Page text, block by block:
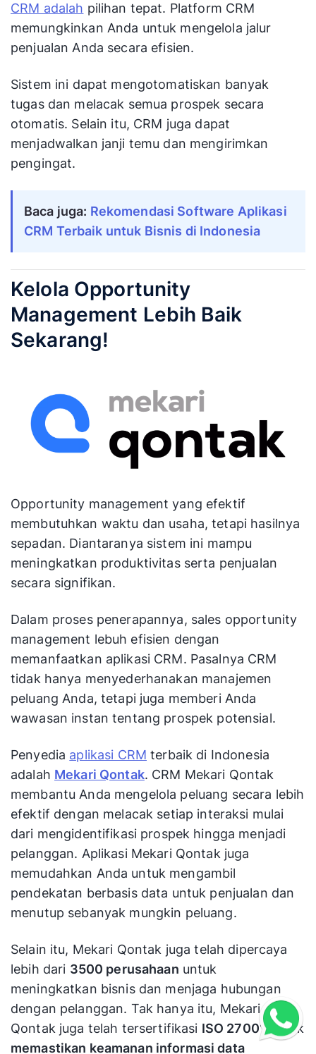
CRM adalah pilihan tepat. Platform CRM
memungkinkan Anda untuk mengelola jalur
penjualan Anda secara efisien.
Sistem ini dapat mengotomatiskan banyak
tugas dan melacak semua prospek secara
otomatis. Selain itu, CRM juga dapat
menjadwalkan janji temu dan mengirimkan
pengingat.
Baca juga: Rekomendasi Software Aplikasi
CRM Terbaik untuk Bisnis di Indonesia
Kelola Opportunity
Management Lebih Baik
Sekarang!
Opportunity management yang efektif
membutuhkan waktu dan usaha, tetapi hasilnya
sepadan. Diantaranya sistem ini mampu
meningkatkan produktivitas serta penjualan
secara signifikan.
Dalam proses penerapannya, sales opportunity
management lebuh efisien dengan
memanfaatkan aplikasi CRM. Pasalnya CRM
tidak hanya menyederhanakan manajemen
peluang Anda, tetapi juga memberi Anda
wawasan instan tentang prospek potensial.
Penyedia aplikasi CRM terbaik di Indonesia
adalah Mekari Qontak. CRM Mekari Qontak
membantu Anda mengelola peluang secara lebih
efektif dengan melacak setiap interaksi mulai
dari mengidentifikasi prospek hingga menjadi
pelanggan. Aplikasi Mekari Qontak juga
memudahkan Anda untuk mengambil
pendekatan berbasis data untuk penjualan dan
menutup sebanyak mungkin peluang.
Selain itu, Mekari Qontak juga telah dipercaya
lebih dari 3500 perusahaan untuk
meningkatkan bisnis dan menjaga hubungan
dengan pelanggan. Tak hanya itu, Mekari
Qontak juga telah tersertifikasi ISO 27001untuk
memastikan keamanan informasi data